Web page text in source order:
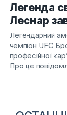
Легенда
Леснар
Легендарний
чемпіон UFC
професійної
Про це